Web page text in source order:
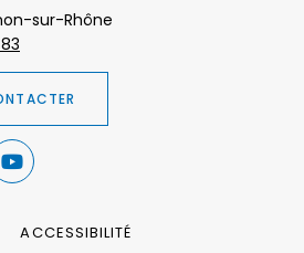
sur-Rhône
ACCESSIBILITÉ